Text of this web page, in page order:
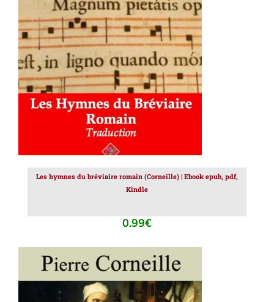
AJOUTER AU PANIER / DÉTAILS
Les hymnes du bréviaire romain (Corneille) | Ebook epub, pdf,
Kindle
0.99€